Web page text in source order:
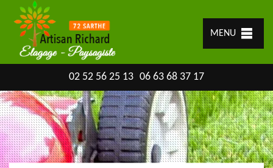
MENU
02 52 56 25 13 06 63 68 37 17